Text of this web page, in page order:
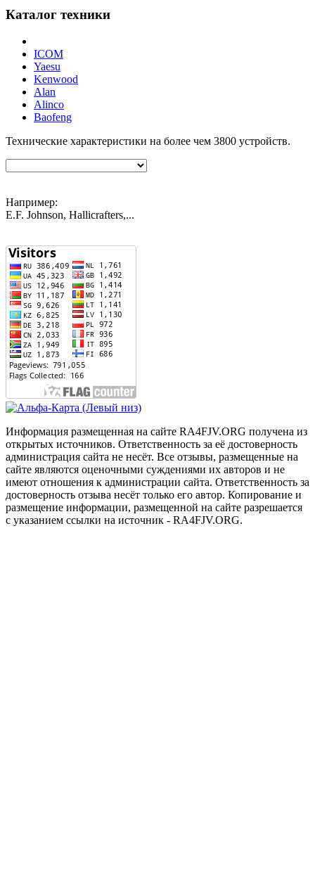
Каталог техники
ICOM
Yaesu
Kenwood
Alan
Alinco
Baofeng
Технические характеристики на более чем 3800 устройств.
Например:
E.F. Johnson, Hallicrafters,...
Информация размещенная на сайте RA4FJV.ORG получена из
открытых источников. Ответственность за её достоверность
администрация сайта не несёт. Все отзывы, размещенные на
сайте являются оценочными суждениями их авторов и не
имеют отношения к администрации сайта. Ответственность за
достоверность отзыва несёт только его автор. Копирование и
размещение информации, размещенной на сайте разрешается
с указанием ссылки на источник - RA4FJV.ORG.